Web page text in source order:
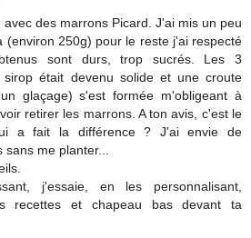
avec des marrons Picard. J'ai mis un peu
(environ 250g) pour le reste j'ai respecté
sont durs, trop sucrés. Les 3
était devenu solide et une croute
glaçage) s'est formée m'obligeant à
retirer les marrons. A ton avis, c'est le
a fait la différence ? J'ai envie de
sans me planter...
j'essaie, en les personnalisant,
recettes et chapeau bas devant ta